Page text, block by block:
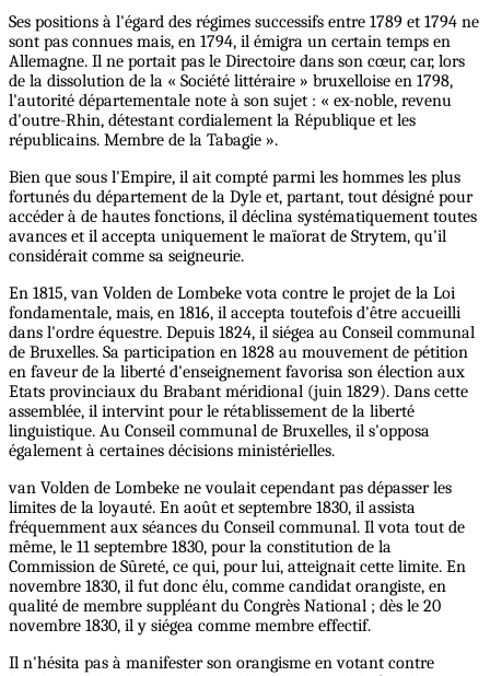
Ses positions à l'égard des régimes successifs entre 1789 et 1794 ne
sont pas connues mais, en 1794, il émigra un certain temps en
Allemagne. Il ne portait pas le Directoire dans son cœur, car, lors
de la dissolution de la « Société littéraire » bruxelloise en 1798,
l'autorité départementale note à son sujet : « ex-noble, revenu
d'outre-Rhin, détestant cordialement la République et les
républicains. Membre de la Tabagie ».
Bien que sous l'Empire, il ait compté parmi les hommes les plus
fortunés du département de la Dyle et, partant, tout désigné pour
accéder à de hautes fonctions, il déclina systématiquement toutes
avances et il accepta uniquement le maïorat de Strytem, qu'il
considérait comme sa seigneurie.
En 1815, van Volden de Lombeke vota contre le projet de la Loi
fondamentale, mais, en 1816, il accepta toutefois d'être accueilli
dans l'ordre équestre. Depuis 1824, il siégea au Conseil communal
de Bruxelles. Sa participation en 1828 au mouvement de pétition
en faveur de la liberté d'enseignement favorisa son élection aux
Etats provinciaux du Brabant méridional (juin 1829). Dans cette
assemblée, il intervint pour le rétablissement de la liberté
linguistique. Au Conseil communal de Bruxelles, il s'opposa
également à certaines décisions ministérielles.
van Volden de Lombeke ne voulait cependant pas dépasser les
limites de la loyauté. En août et septembre 1830, il assista
fréquemment aux séances du Conseil communal. Il vota tout de
même, le 11 septembre 1830, pour la constitution de la
Commission de Sûreté, ce qui, pour lui, atteignait cette limite. En
novembre 1830, il fut donc élu, comme candidat orangiste, en
qualité de membre suppléant du Congrès National ; dès le 20
novembre 1830, il y siégea comme membre effectif.
Il n'hésita pas à manifester son orangisme en votant contre